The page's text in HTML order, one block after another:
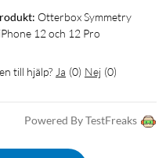
Otterbox Symmetry
12 och 12 Pro
till hjälp? Ja (0) Nej (0)
Powered By TestFreaks